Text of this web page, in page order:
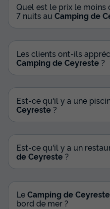
Quel est le prix le moins
7 nuits au Camping de
Les clients ont-ils
Camping de Ceyreste ?
Est-ce qu'il y a une
Ceyreste ?
Est-ce qu'il y a un
de Ceyreste ?
LeCamping de Ceyreste
bord de mer ?